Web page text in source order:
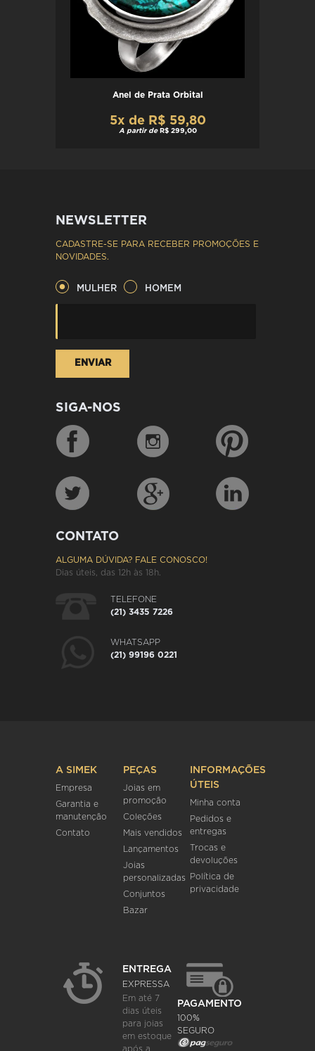
Anel de Prata Orbital
5x de R$ 59,80
A partir de R$ 299,00
NEWSLETTER
CADASTRE-SE PARA RECEBER PROMOÇÕES E
NOVIDADES.
MULHER HOMEM
SIGA-NOS
CONTATO
ALGUMA DÚVIDA? FALE CONOSCO!
Dias úteis, das 12h às 18h.
TELEFONE
(21) 3435 7226
WHATSAPP
(21) 99196 0221
A SIMEK
Empresa
Garantia e
manutenção
Contato
PEÇAS
Joias em
promoção
Coleções
Mais vendidos
Lançamentos
Joias
personalizadas
Conjuntos
Bazar
INFORMAÇÕES
ÚTEIS
Minha conta
Pedidos e
entregas
Trocas e
devoluções
Política de
privacidade
ENTREGA
EXPRESSA
Em até 7
dias úteis
para joias
em estoque
após a
PAGAMENTO
100%
SEGURO